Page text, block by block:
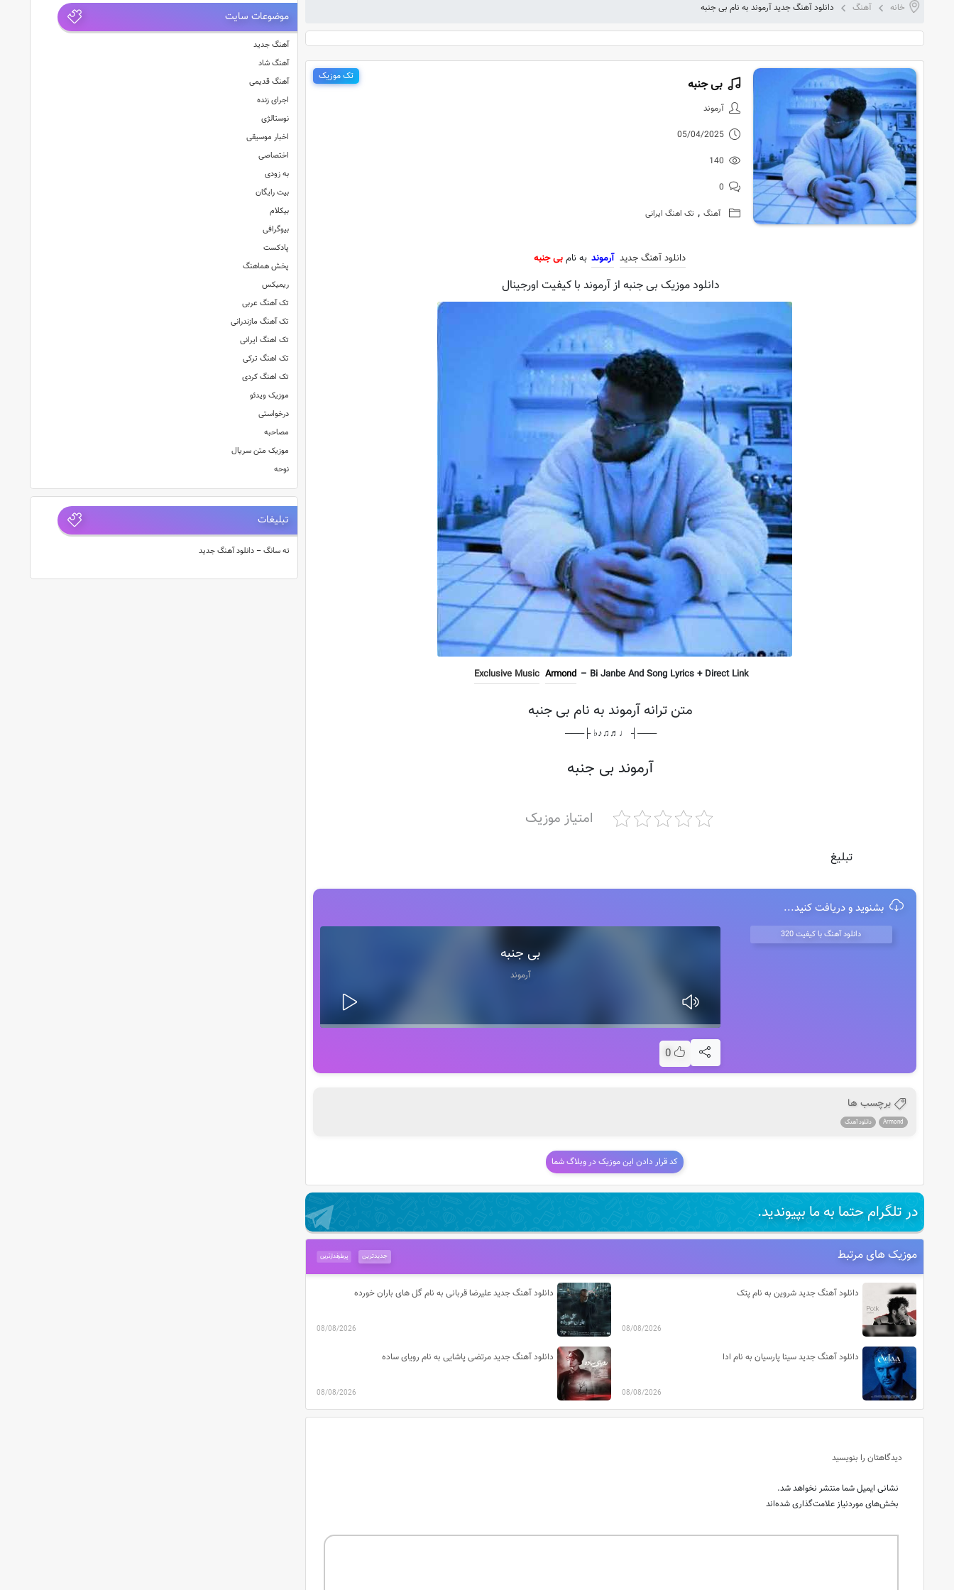
خانه آهنگ دانلود آهنگ جدید آرموند به نام بی جنبه
دانلود آهنگ جدید آرموند به نام بی جنبه
بی جنبه
آرموند
05/04/2025
140
0
آهنگ , تک اهنگ ایرانی
تک موزیک
دانلود آهنگ جدید آرموند به نام بی جنبه
دانلود موزیک بی جنبه از آرموند با کیفیت اورجینال
Exclusive Music Armond – Bi Janbe And Song Lyrics + Direct Link
متن ترانه آرموند به نام بی جنبه
───┤ ♩♬♫♪♭ ├───
آرموند بی جنبه
امتیاز موزیک
تبلیغ
بشنوید و دریافت کنید...
دانلود آهنگ با کیفیت 320
بی جنبه
آرموند
0
برچسب ها
Armond دانلود آهنگ
کد قرار دادن این موزیک در وبلاگ شما
در تلگرام حتما به ما بپیوندید.
موزیک های مرتبط پرطرفدارترین جدیدترین
دانلود آهنگ جدید شروین به نام پتک
08/08/2026
دانلود آهنگ جدید علیرضا قربانی به نام گل های باران خورده
08/08/2026
دانلود آهنگ جدید سینا پارسیان به نام ادا
08/08/2026
دانلود آهنگ جدید مرتضی پاشایی به نام رویای ساده
08/08/2026
دیدگاهتان را بنویسید
نشانی ایمیل شما منتشر نخواهد شد.
بخش‌های موردنیاز علامت‌گذاری شده‌اند
موضوعات سایت
آهنگ جدید
آهنگ شاد
آهنگ قدیمی
اجرای زنده
نوستالژی
اخبار موسیقی
اختصاصی
به زودی
بیت رایگان
بیکلام
بیوگرافی
پادکست
پخش هماهنگ
ریمیکس
تک آهنگ عربی
تک آهنگ مازندرانی
تک اهنگ ایرانی
تک اهنگ ترکی
تک اهنگ کردی
موزیک ویدئو
درخواستی
مصاحبه
موزیک متن سریال
نوحه
تبلیغات
ته سانگ – دانلود آهنگ جدید